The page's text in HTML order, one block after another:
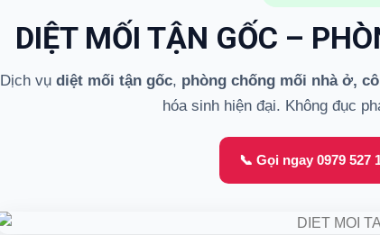
DIỆT MỐI TẬN GỐC –
Dịch vụ diệt mối tận gốc, phòng chống mối nhà ở,
hóa sinh hiện đại. Không đục
📞 Gọi ngay 0979 527